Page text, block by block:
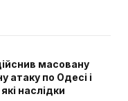
масовану
атаку по Одесі і
наслідки